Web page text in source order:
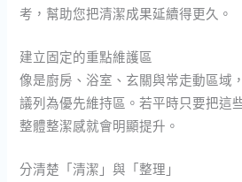
考，幫助您把清潔成果延續得更久。
建立固定的重點維護區
像是廚房、浴室、玄關與常走動區域
議列為優先維持區。若平時只要把這
整體整潔感就會明顯提升。
分清楚「清潔」與「整理」